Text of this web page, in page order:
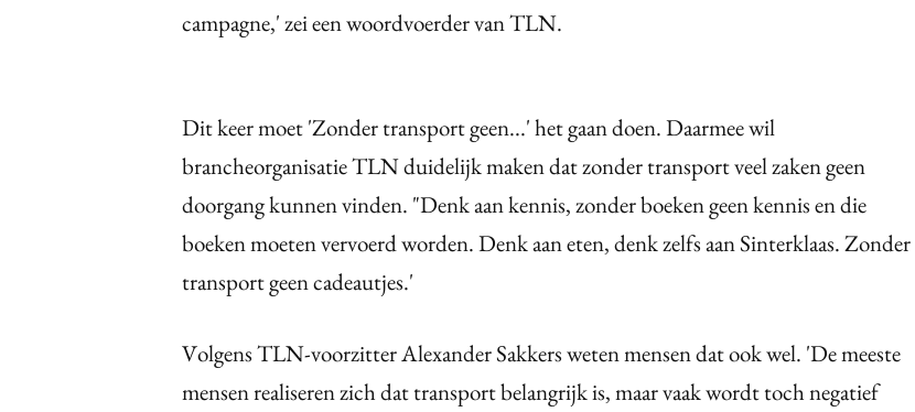
campagne,' zei een woordvoerder van TLN.
Dit keer moet 'Zonder transport geen...' het gaan doen. Daarmee wil
brancheorganisatie TLN duidelijk maken dat zonder transport veel zaken geen
doorgang kunnen vinden. "Denk aan kennis, zonder boeken geen kennis en die
boeken moeten vervoerd worden. Denk aan eten, denk zelfs aan Sinterklaas. Zonder
transport geen cadeautjes.'
Volgens TLN-voorzitter Alexander Sakkers weten mensen dat ook wel. 'De meeste
mensen realiseren zich dat transport belangrijk is, maar vaak wordt toch negatief